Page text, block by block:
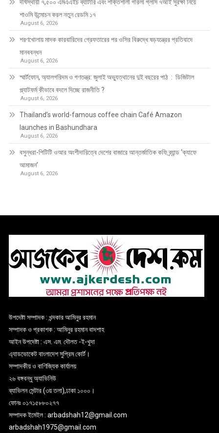
দীর্ঘস্থায়ী ৭,৫০০ এমএএইচ ব্যাটারি এবং শক্তিশালী গরিলা গ্লাস ৭আই সুরক্ষা নিয়ে
শাওমি উন্মোচন করল নতুন রেডমি ১৭
August 6, 2026
শরণখোলায় মাদক কারবারিদের গ্রেফতারের পর ওসির বিরুদ্ধে ষড়যন্ত্রের প্রতিবাদে
মানববন্ধন
August 6, 2026
স্মার্টফোন, অ্যালগরিদম ও গণতন্ত্র: জুলাই অভ্যুত্থানের দুই বছরের পাঠ : ডিজিটাল
প্ল্যাটফর্ম কীভাবে বদলে দিচ্ছে রাজনীতি ?
August 6, 2026
Thailand’s world-famous coffee chain Café Amazon
launches in Bashundhara
August 6, 2026
বসুন্ধরা-পিটিটি ওআর অংশীদারিত্বে দেশের বাজারে আন্তর্জাতিক কফি ব্র্যান্ড ‘ক্যাফে
আমাজন’
August 6, 2026
উপদেষ্টা সম্পাদক : খন্দকার আমিনুর রহমান
সম্পাদক ও প্রকাশক : আমিনুর রহমান বাদশাহ
আইন উপদেষ্টা : এস. এম. দৌলত -ই-খুদা
এ্যাডভোকেট বাংলাদেশ সুপ্রিম কোর্ট।
সম্পাদকীয় ও বাণিজ্যিক কার্যালয়
২৬ বঙ্গবন্ধু অ্যাভিনিউ
ব্যাভিলন সেন্টার (৩য় তলা),ঢাকা ১০০০।
ফোনঃ ০১৭১৫৮৮০২৭৭
সম্পাদক ইমেইল : arbadshah12@gmail.com
arbadshah1975@gmail.com